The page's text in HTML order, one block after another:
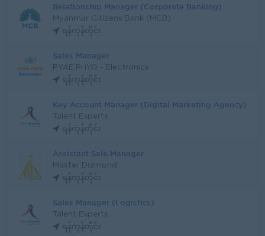
Relationship Manager (Corporate Banking)
Myanmar Citizens Bank (MCB)
ရန်ကုန်တိုင်း
Sales Manager
PYAE PHYO - Electronics
ရန်ကုန်တိုင်း
Key Account Manager (Digital Marketing Agency)
Talent Experts
ရန်ကုန်တိုင်း
Assistant Sale Manager
Master Diamond
ရန်ကုန်တိုင်း
Sales Manager (Logistics)
Talent Experts
ရန်ကုန်တိုင်း